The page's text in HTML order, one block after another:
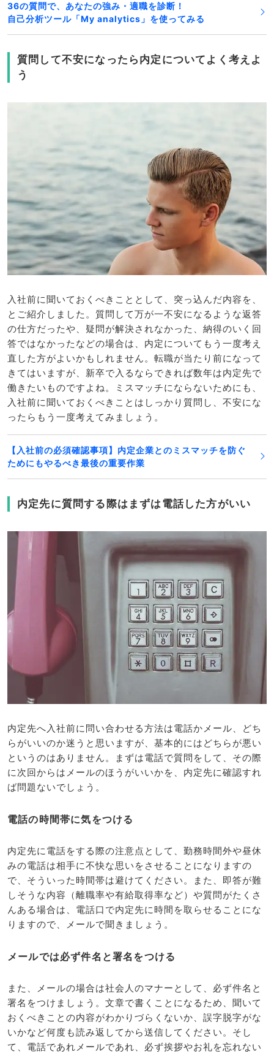
36の質問で、あなたの強み・適職を診断！
自己分析ツール「My analytics」を使ってみる
質問して不安になったら内定についてよく考えよ
う
入社前に聞いておくべきこととして、突っ込んだ内容を、
とご紹介しました。質問して万が一不安になるような返答
の仕方だったや、疑問が解決されなかった、納得のいく回
答ではなかったなどの場合は、内定についてもう一度考え
直した方がよいかもしれません。転職が当たり前になって
きてはいますが、新卒で入るならできれば数年は内定先で
働きたいものですよね。ミスマッチにならないためにも、
入社前に聞いておくべきことはしっかり質問し、不安にな
ったらもう一度考えてみましょう。
【入社前の必須確認事項】内定企業とのミスマッチを防ぐ
ためにもやるべき最後の重要作業
内定先に質問する際はまずは電話した方がいい
内定先へ入社前に問い合わせる方法は電話かメール、どち
らがいいのか迷うと思いますが、基本的にはどちらが悪い
というのはありません。まずは電話で質問をして、その際
に次回からはメールのほうがいいかを、内定先に確認すれ
ば問題ないでしょう。
電話の時間帯に気をつける
内定先に電話をする際の注意点として、勤務時間外や昼休
みの電話は相手に不快な思いをさせることになりますの
で、そういった時間帯は避けてください。また、即答が難
しそうな内容（離職率や有給取得率など）や質問がたくさ
んある場合は、電話口で内定先に時間を取らせることにな
りますので、メールで聞きましょう。
メールでは必ず件名と署名をつける
また、メールの場合は社会人のマナーとして、必ず件名と
署名をつけましょう。文章で書くことになるため、聞いて
おくべきことの内容がわかりづらくないか、誤字脱字がな
いかなど何度も読み返してから送信してください。そし
て、電話であれメールであれ、必ず挨拶やお礼を忘れない